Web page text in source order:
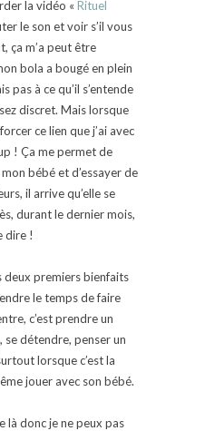
la vidéo « Rituel
le son et voir s’il vous
ça m’a peut être
bola a bougé en plein
pas à ce qu’il s’entende
discret. Mais lorsque
ce lien que j’ai avec
! Ça me permet de
bébé et d’essayer de
il arrive qu’elle se
durant le dernier mois,
dire !
deux premiers bienfaits
le temps de faire
c’est prendre un
se détendre, penser un
lorsque c’est la
jouer avec son bébé.
là donc je ne peux pas